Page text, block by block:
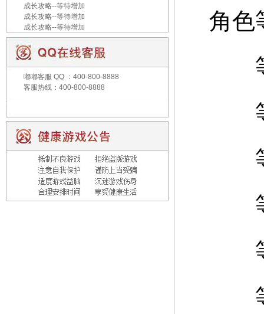
成长攻略--等待增加
成长攻略--等待增加
成长攻略--等待增加
嘟嘟客服 QQ ：400-800-8888
客服热线：400-800-8888
角色
等
等
等
等
等
等